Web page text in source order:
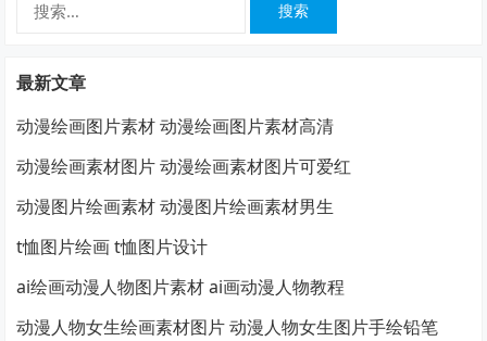
最新文章
动漫绘画图片素材 动漫绘画图片素材高清
动漫绘画素材图片 动漫绘画素材图片可爱红
动漫图片绘画素材 动漫图片绘画素材男生
t恤图片绘画 t恤图片设计
ai绘画动漫人物图片素材 ai画动漫人物教程
动漫人物女生绘画素材图片 动漫人物女生图片手绘铅笔